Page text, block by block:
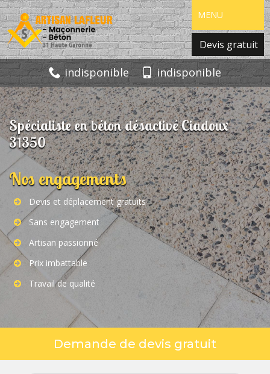
MENU
Devis gratuit
indisponible indisponible
Spécialiste en béton désactivé Ciadoux
31350
Nos engagements
Devis et déplacement gratuits
Sans engagement
Artisan passionné
Prix imbattable
Travail de qualité
Demande de devis gratuit